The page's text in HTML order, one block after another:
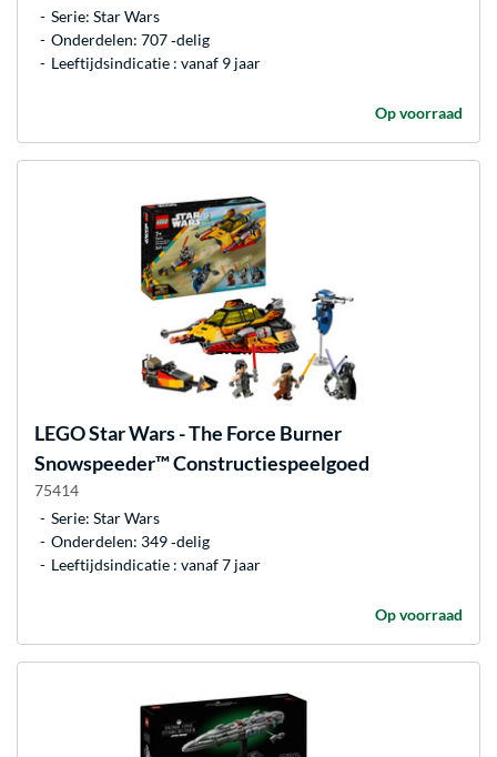
Serie: Star Wars
Onderdelen: 707 ‐delig
Leeftijdsindicatie : vanaf 9 jaar
Op voorraad
LEGOStar Wars - The Force Burner
Snowspeeder™ Constructiespeelgoed
75414
Serie: Star Wars
Onderdelen: 349 ‐delig
Leeftijdsindicatie : vanaf 7 jaar
Op voorraad